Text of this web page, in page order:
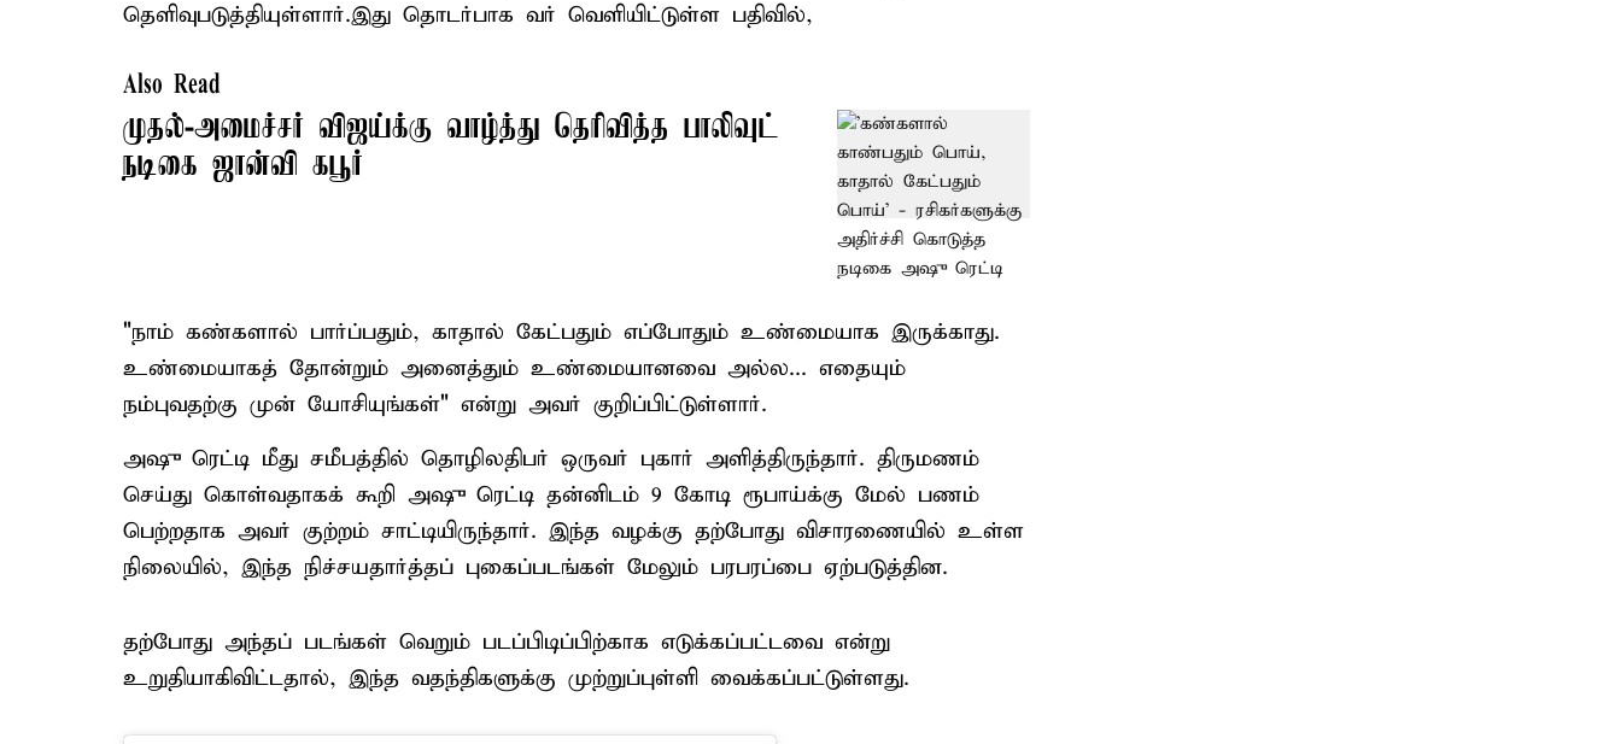
தெளிவுபடுத்தியுள்ளார்.இது தொடர்பாக வர் வெளியிட்டுள்ள பதிவில்,
Also Read
முதல்-அமைச்சர் விஜய்க்கு வாழ்த்து தெரிவித்த பாலிவுட்
நடிகை ஜான்வி கபூர்
"நாம் கண்களால் பார்ப்பதும், காதால் கேட்பதும் எப்போதும் உண்மையாக இருக்காது.
உண்மையாகத் தோன்றும் அனைத்தும் உண்மையானவை அல்ல... எதையும்
நம்புவதற்கு முன் யோசியுங்கள்" என்று அவர் குறிப்பிட்டுள்ளார்.
அஷு ரெட்டி மீது சமீபத்தில் தொழிலதிபர் ஒருவர் புகார் அளித்திருந்தார். திருமணம்
செய்து கொள்வதாகக் கூறி அஷு ரெட்டி தன்னிடம் 9 கோடி ரூபாய்க்கு மேல் பணம்
பெற்றதாக அவர் குற்றம் சாட்டியிருந்தார். இந்த வழக்கு தற்போது விசாரணையில் உள்ள
நிலையில், இந்த நிச்சயதார்த்தப் புகைப்படங்கள் மேலும் பரபரப்பை ஏற்படுத்தின.
தற்போது அந்தப் படங்கள் வெறும் படப்பிடிப்பிற்காக எடுக்கப்பட்டவை என்று
உறுதியாகிவிட்டதால், இந்த வதந்திகளுக்கு முற்றுப்புள்ளி வைக்கப்பட்டுள்ளது.